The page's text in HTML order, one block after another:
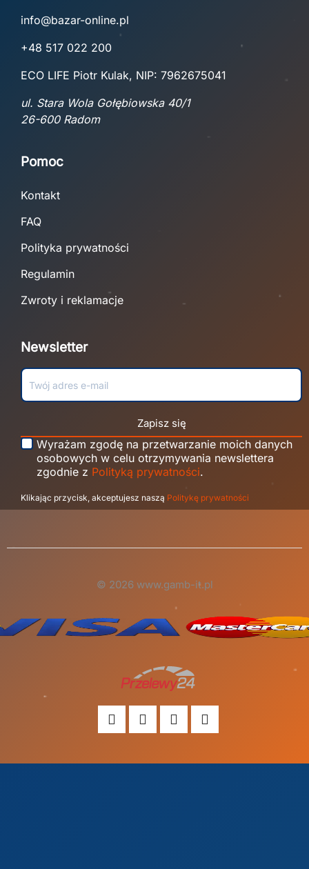
info@bazar-online.pl
+48 517 022 200
ECO LIFE Piotr Kulak, NIP: 7962675041
ul. Stara Wola Gołębiowska 40/1
26-600 Radom
Pomoc
Kontakt
FAQ
Polityka prywatności
Regulamin
Zwroty i reklamacje
Newsletter
Zapisz się
Wyrażam zgodę na przetwarzanie moich danych
osobowych w celu otrzymywania newslettera
zgodnie z Polityką prywatności.
Klikając przycisk, akceptujesz naszą Politykę prywatności
© 2026 www.gamb-it.pl